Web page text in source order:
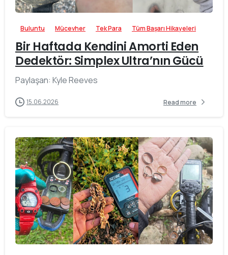
Buluntu Mücevher Tek Para Tüm Başarı Hikayeleri
Bir Haftada Kendini Amorti Eden
Dedektör: Simplex Ultra’nın Gücü
Paylaşan: Kyle Reeves
15.06.2026 Read more
-